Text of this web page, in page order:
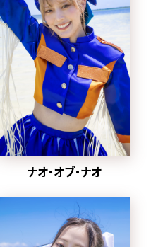
ナオ・オブ・ナオ